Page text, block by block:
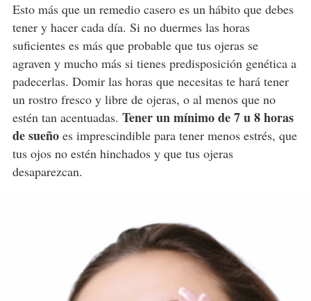
Esto más que un remedio casero es un hábito que debes
tener y hacer cada día. Si no duermes las horas
suficientes es más que probable que tus ojeras se
agraven y mucho más si tienes predisposición genética a
padecerlas. Domir las horas que necesitas te hará tener
un rostro fresco y libre de ojeras, o al menos que no
estén tan acentuadas. Tener un mínimo de 7 u 8 horas
de sueñoes imprescindible para tener menos estrés, que
tus ojos no estén hinchados y que tus ojeras
desaparezcan.